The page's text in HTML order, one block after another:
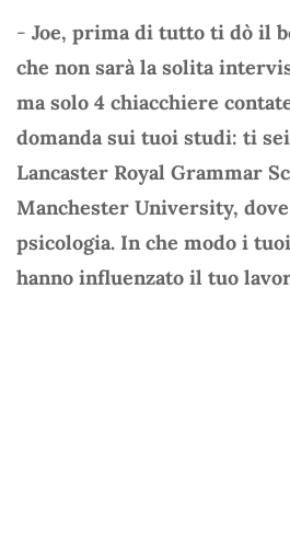
- Joe, prima di tutto ti dò il
che non sarà la solita
ma solo 4 chiacchiere
domanda sui tuoi studi: ti
Lancaster Royal Grammar
Manchester University,
psicologia. In che modo i
hanno influenzato il tuo